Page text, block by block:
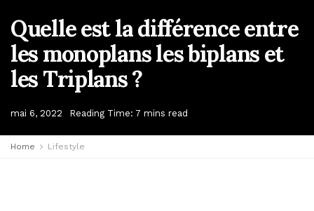
Quelle est la différence entre
les monoplans les biplans et
les Triplans ?
mai 6, 2022 Reading Time: 7 mins read
Home Lifestyle